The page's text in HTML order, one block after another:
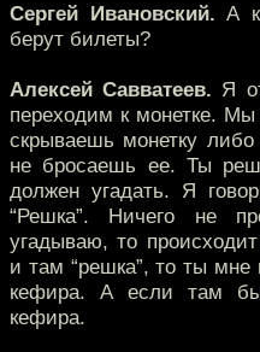
Сергей Ивановский. А
берут билеты?
Алексей Савватеев. Я
переходим к монетке.
скрываешь монетку
не бросаешь ее. Ты
должен угадать. Я
“Решка”. Ничего не
угадываю, то
и там “решка”, то ты мне
кефира. А если там
кефира.